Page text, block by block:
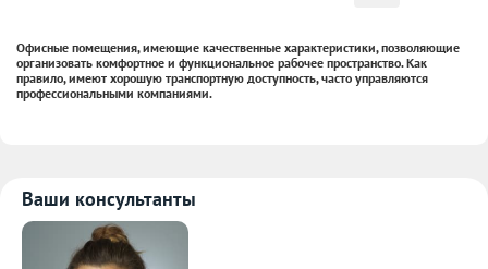
Офисные помещения, имеющие качественные характеристики, позволяющие
организовать комфортное и функциональное рабочее пространство. Как
правило, имеют хорошую транспортную доступность, часто управляются
профессиональными компаниями.
Ваши консультанты